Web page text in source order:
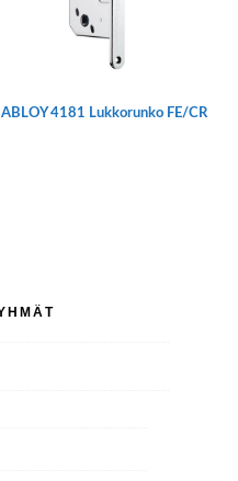
ABLOY 4181 Lukkorunko FE/CR